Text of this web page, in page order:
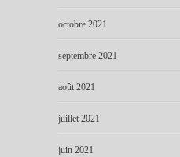
octobre 2021
septembre 2021
août 2021
juillet 2021
juin 2021